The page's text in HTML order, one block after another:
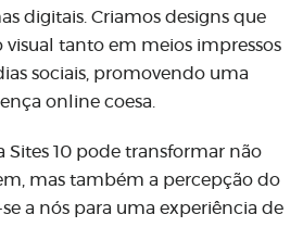
digitais. Criamos designs que
tanto em meios impressos
sociais, promovendo uma
online coesa.
Sites 10 pode transformar não
mas também a percepção do
a nós para uma experiência de